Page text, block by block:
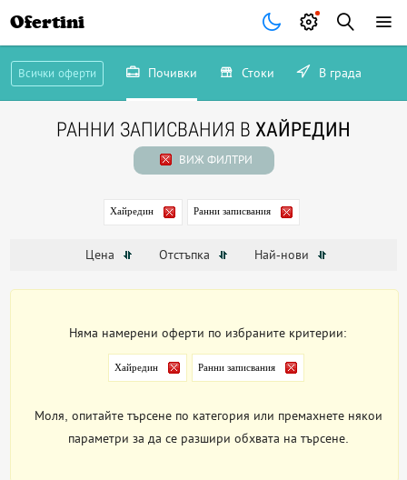
Ofertini
Всички оферти Почивки Стоки В града
РАННИ ЗАПИСВАНИЯ В ХАЙРЕДИН
ВИЖ ФИЛТРИ
Хайредин Ранни записвания
Цена Отстъпка Най-нови
Няма намерени оферти по избраните критерии:
Хайредин Ранни записвания
Моля, опитайте търсене по категория или премахнете някои
параметри за да се разшири обхвата на търсене.